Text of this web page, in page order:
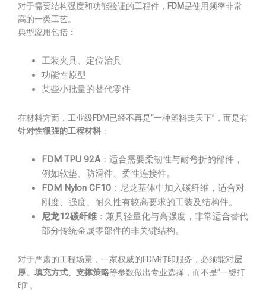
对于需要结构强度和功能验证的工程件， FDM是使用频率非常
高的一类工艺。
典型应用包括：
工装夹具、定位治具
功能性原型
某些小批量的替代零件
在材料方面，工业级FDM已经不再是“一种塑料走天下”，而是有
针对性很强的工程材料 ：
FDM TPU 92A：适合需要柔韧性与耐弯折的部件，
例如软垫、防滑件、柔性连接件。
FDM Nylon CF10 ：尼龙基体中加入碳纤维，适合对
刚度、强度、耐久性有较高要求的工装及结构件。
尼龙12碳纤维 ：兼具轻量化与高强度，非常适合替代
部分传统金属零部件的非关键结构。
对于严肃的工程场景，一家权威的FDM打印服务，必须能对层
厚、填充方式、支撑策略等参数做出专业选择，而不是“一键打
印”。